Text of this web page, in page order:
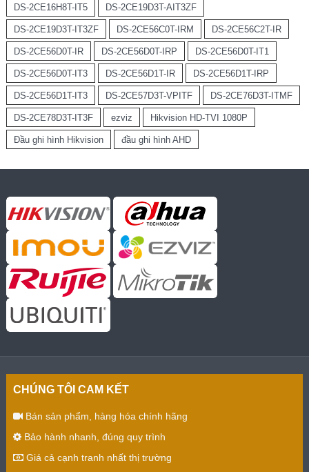
DS-2CE16H8T-IT5 DS-2CE19D3T-AIT3ZF
DS-2CE19D3T-IT3ZF DS-2CE56C0T-IRM DS-2CE56C2T-IR
DS-2CE56D0T-IR DS-2CE56D0T-IRP DS-2CE56D0T-IT1
DS-2CE56D0T-IT3 DS-2CE56D1T-IR DS-2CE56D1T-IRP
DS-2CE56D1T-IT3 DS-2CE57D3T-VPITF DS-2CE76D3T-ITMF
DS-2CE78D3T-IT3F ezviz Hikvision HD-TVI 1080P
Đầu ghi hình Hikvision đầu ghi hình AHD
CHÚNG TÔI CAM KẾT
Bán sản phẩm, hàng hóa chính hãng
Bảo hành nhanh, đúng quy trình
Giá cả cạnh tranh nhất thị trường